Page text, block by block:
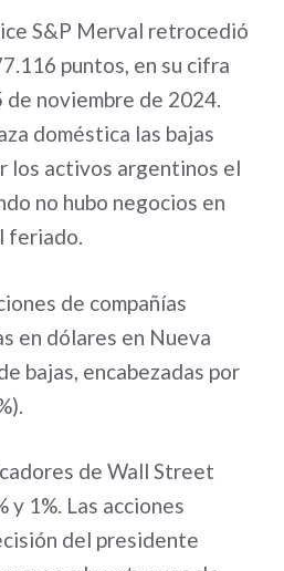
S&P Merval retrocedió
puntos, en su cifra
de noviembre de 2024.
doméstica las bajas
los activos argentinos el
no hubo negocios en
feriado.
de compañías
en dólares en Nueva
bajas, encabezadas por
de Wall Street
y 1%. Las acciones
del presidente